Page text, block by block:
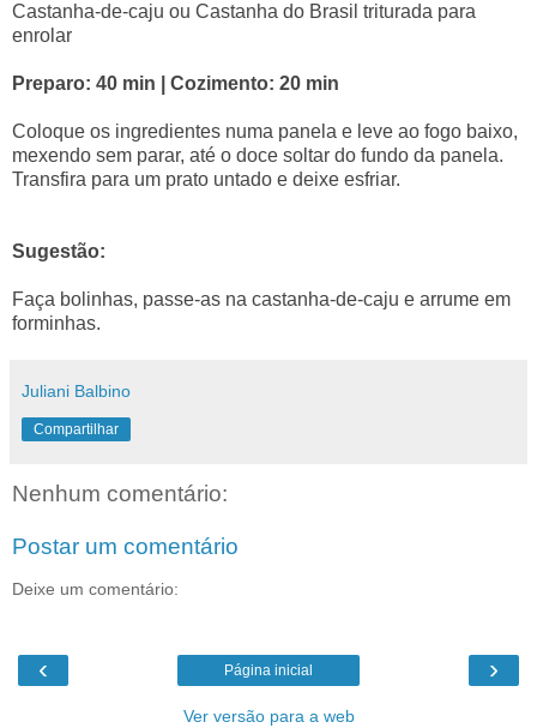
Castanha-de-caju ou Castanha do Brasil triturada para
enrolar
Preparo: 40 min | Cozimento: 20 min
Coloque os ingredientes numa panela e leve ao fogo baixo,
mexendo sem parar, até o doce soltar do fundo da panela.
Transfira para um prato untado e deixe esfriar.
Sugestão:
Faça bolinhas, passe-as na castanha-de-caju e arrume em
forminhas.
Juliani Balbino
Compartilhar
Nenhum comentário:
Postar um comentário
Deixe um comentário:
‹ ›
Página inicial
Ver versão para a web